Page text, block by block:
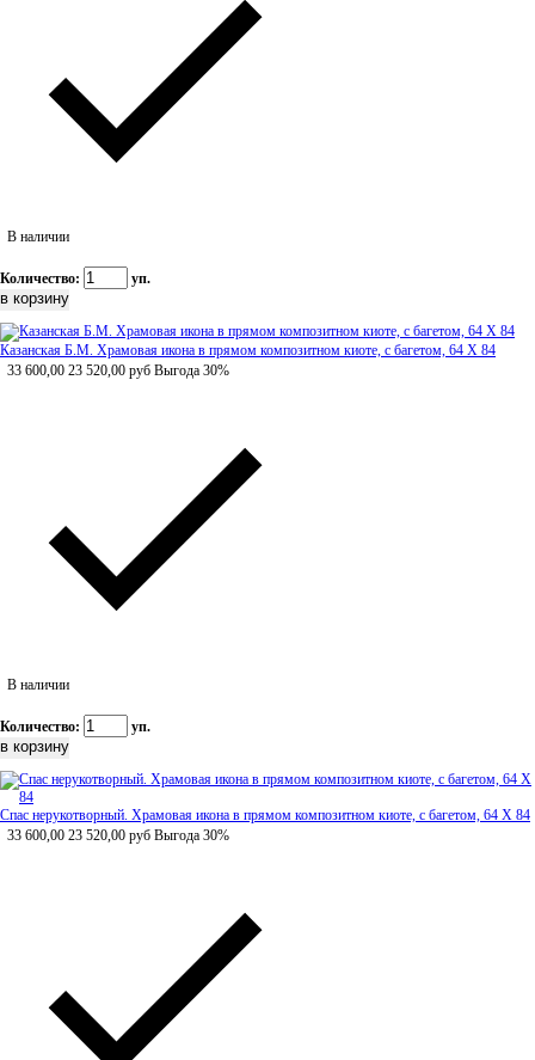
В наличии
Количество: уп.
Казанская Б.М. Храмовая икона в прямом композитном киоте, с багетом, 64 Х 84
33 600,00 23 520,00 руб Выгода 30%
В наличии
Количество: уп.
Спас нерукотворный. Храмовая икона в прямом композитном киоте, с багетом, 64 Х 84
33 600,00 23 520,00 руб Выгода 30%